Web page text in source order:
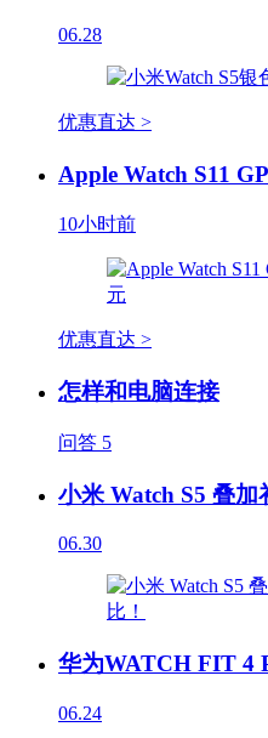
06.28
优惠直达 >
Apple Watch S11
10小时前
优惠直达 >
怎样和电脑连接
问答 5
小米 Watch S5 叠加
06.30
华为WATCH FIT 4
06.24